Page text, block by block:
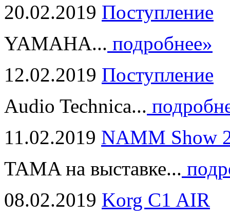
20.02.2019 Поступление
YAMAHA... подробнее»
12.02.2019 Поступление
Audio Technica...
11.02.2019 NAMM Show
TAMA на выставке...
08.02.2019 Korg C1 AIR